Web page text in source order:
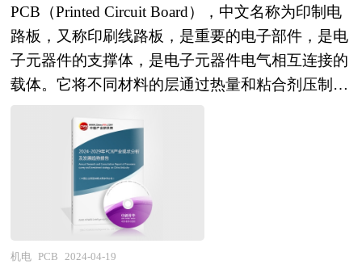
入该行业的投资者具有重要的参考价值，对于研究
我国共享充电宝行业发展规律、提高企业的运营效
率、促进企业的发展壮大有学术和实践的双重意
义。
有待解决，但在政府政策的支持下，储能厂商、电
力系统和有关科研院所的共同努力下，中国储能产
业将得到持续不断的发展。 本报告由中研普华的
资深专家和研究人员通过长期周密的市场调研，参
考国家统计局、国家商务部、国家发改委、国务院
发展研究中心、行业协会、全国及海外专业研究机
构提供的大量权威资料，并对多位业内资深专家进
行深入访谈的基础上，通过与国际同步的市场研究
工具、理论和模型撰写而成。报告根据便携式储能
电源行业的发展轨迹及多年的实践经验，对中国便
携式储能电源行业的内外部环境、市场供需、竞争
PCB（Printed Circuit Board），中文名称为印制电
路板，又称印刷线路板，是重要的电子部件，是电
子元器件的支撑体，是电子元器件电气相互连接的
载体。它将不同材料的层通过热量和粘合剂压制到
一起，现在已有超过100层的实用PCB了。PCB的
主要功能是使各种电子零组件按照预定电路连接，
起电气连接作用。印制电路板是组装电子零件用的
关键互连件，不仅为电子元器件提供电气连接，也
承载着电子设备数字及模拟信号传输、电源供给和
射频微波信号发射与接收等功能。 PCB按材质可以
分为有机材质板和无机材质板，按结构不同可分为
机电 PCB 2024-04-19